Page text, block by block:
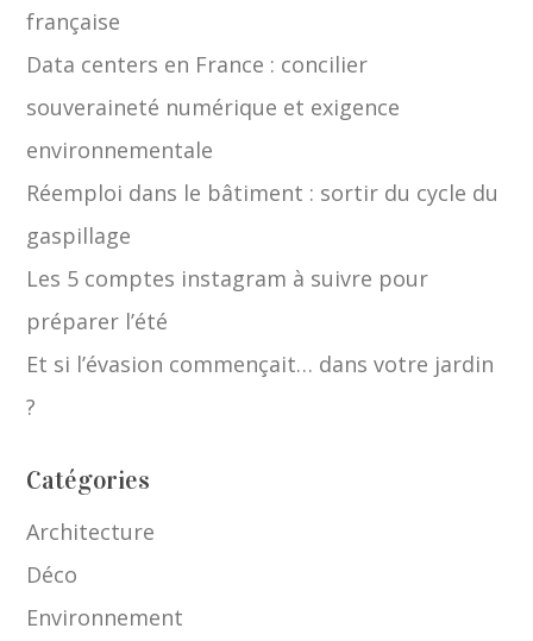
française
Data centers en France : concilier
souveraineté numérique et exigence
environnementale
Réemploi dans le bâtiment : sortir du cycle du
gaspillage
Les 5 comptes instagram à suivre pour
préparer l’été
Et si l’évasion commençait… dans votre jardin
?
Catégories
Architecture
Déco
Environnement